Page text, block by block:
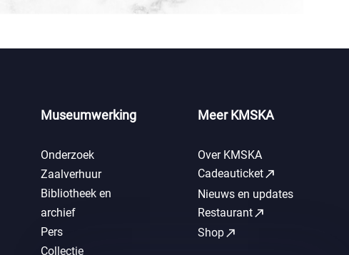
Museumwerking
Onderzoek
Zaalverhuur
Bibliotheek en
archief
Pers
Collectie
Meer KMSKA
Over KMSKA
Cadeauticketcall_made
Nieuws en updates
Restaurantcall_made
Shopcall_made